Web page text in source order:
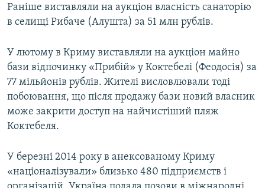
Раніше виставляли на аукціон власність санаторію
в селищі Рибаче (Алушта) за 51 млн рублів.
У лютому в Криму виставляли на аукціон майно
бази відпочинку «Прибій» у Коктебелі (Феодосія) за
77 мільйонів рублів. Жителі висловлювали тоді
побоювання, що після продажу бази новий власник
може закрити доступ на найчистіший пляж
Коктебеля.
У березні 2014 року в анексованому Криму
«націоналізували» близько 480 підприємств і